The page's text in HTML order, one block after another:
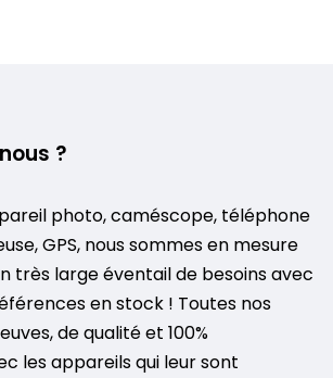
?
photo, caméscope, téléphone
GPS, nous sommes en mesure
très large éventail de besoins avec
en stock ! Toutes nos
de qualité et 100%
les appareils qui leur sont